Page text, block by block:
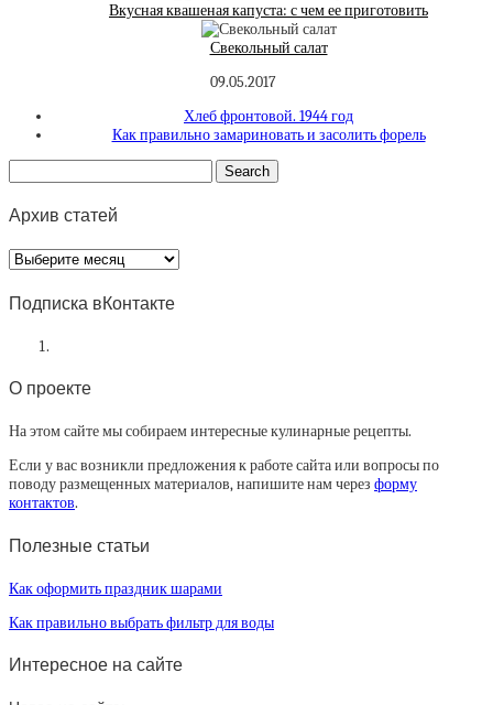
Вкусная квашеная капуста: с чем ее приготовить
Свекольный салат
09.05.2017
Хлеб фронтовой. 1944 год
Как правильно замариновать и засолить форель
Архив статей
Архив
статей
Подписка вКонтакте
О проекте
На этом сайте мы собираем интересные кулинарные рецепты.
Если у вас возникли предложения к работе сайта или вопросы по
поводу размещенных материалов, напишите нам через форму
контактов.
Полезные статьи
Как оформить праздник шарами
Как правильно выбрать фильтр для воды
Интересное на сайте